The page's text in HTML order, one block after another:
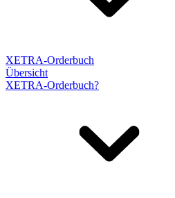
XETRA-Orderbuch
Übersicht
XETRA-Orderbuch?